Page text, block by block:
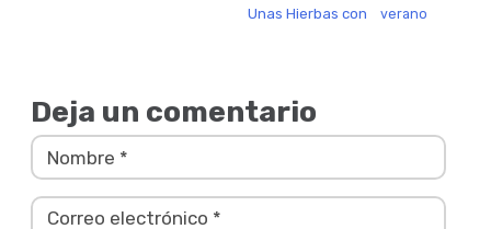
Unas Hierbas con verano
Deja un comentario